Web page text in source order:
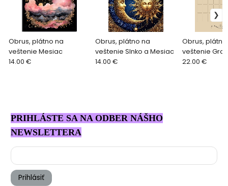
Obrus, plátno na
veštenie Mesiac
14.00 €
Obrus, plátno na
veštenie Slnko a Mesiac
14.00 €
Obrus,
veštenie
Lenormand
22.00 €
PRIHLÁSTE SA NA ODBER NÁŠHO
NEWSLETTERA
Prihlásiť